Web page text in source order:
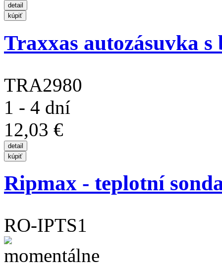
Traxxas autozásuvka s
TRA2980
1 - 4 dní
12,03 €
Ripmax - teplotní
RO-IPTS1